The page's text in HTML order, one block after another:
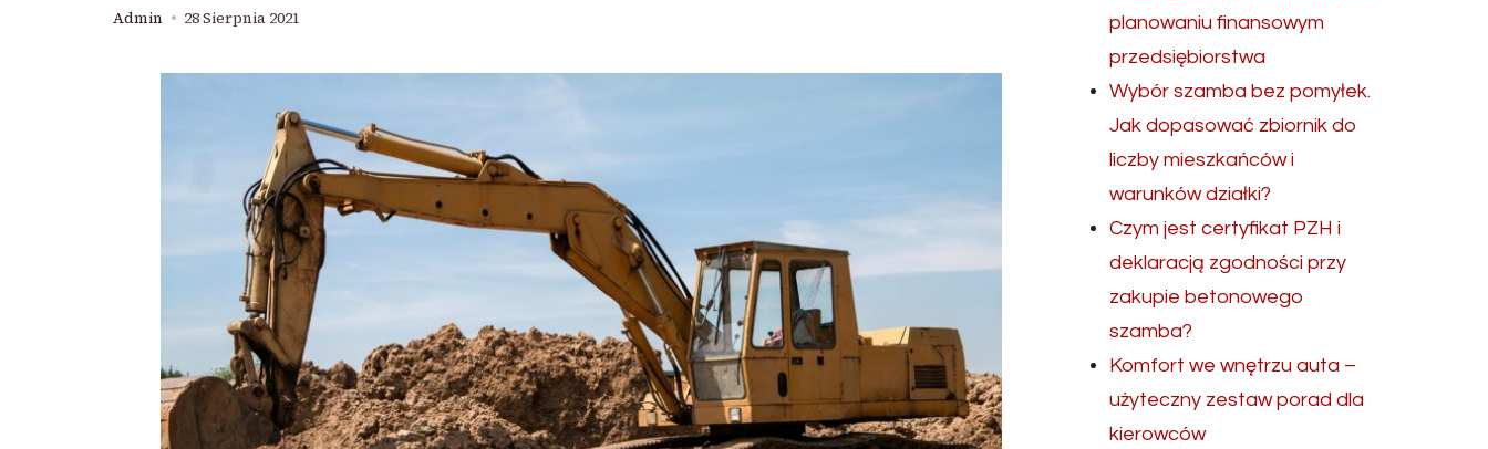
Admin 28 Sierpnia 2021
planowaniu finansowym
przedsiębiorstwa
Wybór szamba bez pomyłek.
Jak dopasować zbiornik do
liczby mieszkańców i
warunków działki?
Czym jest certyfikat PZH i
deklaracją zgodności przy
zakupie betonowego
szamba?
Komfort we wnętrzu auta –
użyteczny zestaw porad dla
kierowców